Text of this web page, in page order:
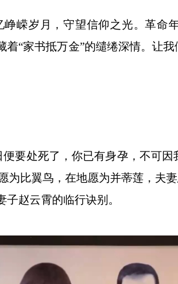
嵘岁月，守望信仰之光。革命
着“家书抵万金”的缱绻深情。让
处死了，你已有身孕，不可因
比翼鸟，在地愿为并蒂莲，夫
赵云霄的临行诀别。